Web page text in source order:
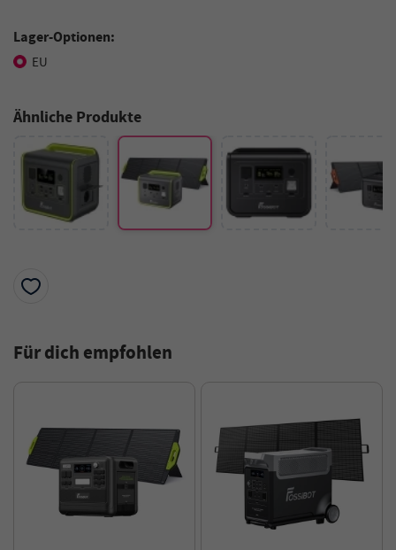
Lager-Optionen:
EU
Ähnliche Produkte
Für dich empfohlen